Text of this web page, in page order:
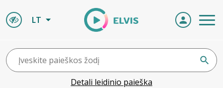
LT
Detali leidinio paieška